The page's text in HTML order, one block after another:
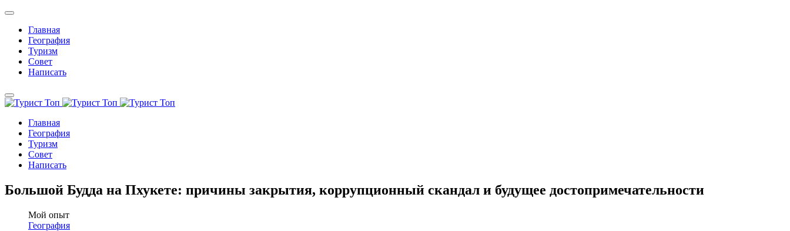
Главная
География
Туризм
Совет
Написать
Главная
География
Туризм
Совет
Написать
Большой Будда на Пхукете: причины закрытия, коррупционный скандал и будущее достопримечательности
Мой опыт
География